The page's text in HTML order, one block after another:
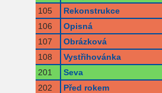
105
Rekonstrukce
106
Opisná
107
Obrázková
108
Vystřihovánka
201
Seva
202
Před rokem